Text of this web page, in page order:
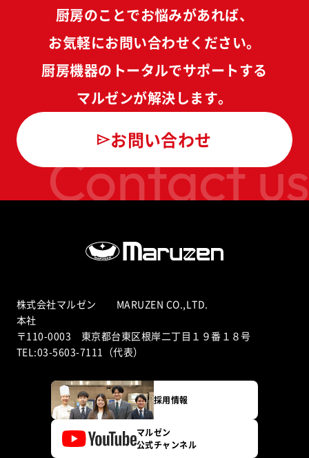
Contact us
厨房のことでお悩みがあれば、
お気軽にお問い合わせください。
厨房機器のトータルでサポートする
マルゼンが解決します。
お問い合わせ
株式会社マルゼン MARUZEN CO.,LTD.
本社
〒110-0003 東京都台東区根岸二丁目１９番１８号
TEL:03-5603-7111（代表）
採用情報
マルゼン
公式チャンネル